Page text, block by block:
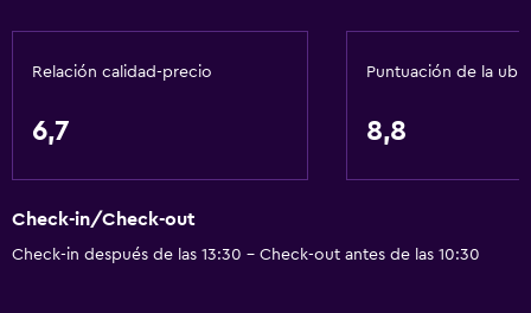
Servicio de despertador
Check-out exprés
Baño
Relación calidad-precio
6,7
Puntuación de la
8,8
Check-in/Check-out
Check-in después de las 13:30 - Check-out antes de las 10:30